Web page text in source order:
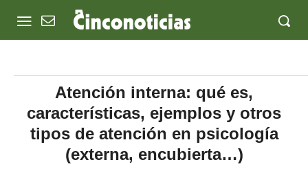
Atención interna: qué es,
características, ejemplos y otros
tipos de atención en psicología
(externa, encubierta…)